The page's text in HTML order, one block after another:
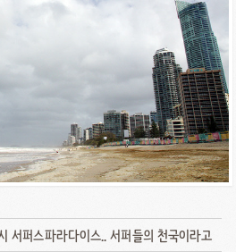
서퍼스파라다이스.. 서퍼들의 천국이라고